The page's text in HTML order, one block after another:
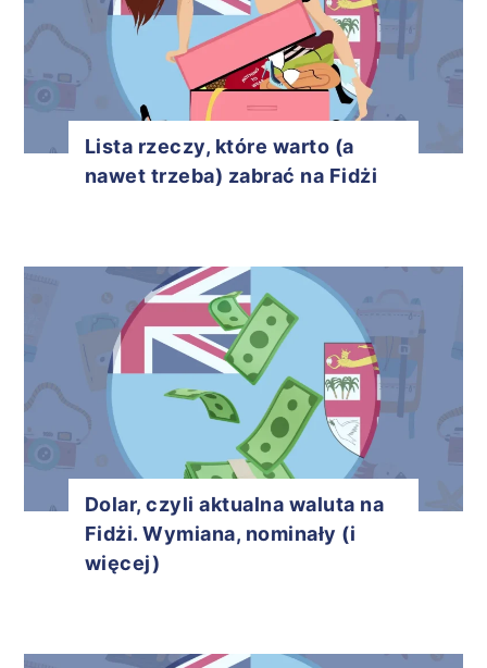
Lista rzeczy, które warto (a
nawet trzeba) zabrać na Fidżi
Dolar, czyli aktualna waluta na
Fidżi. Wymiana, nominały (i
więcej)